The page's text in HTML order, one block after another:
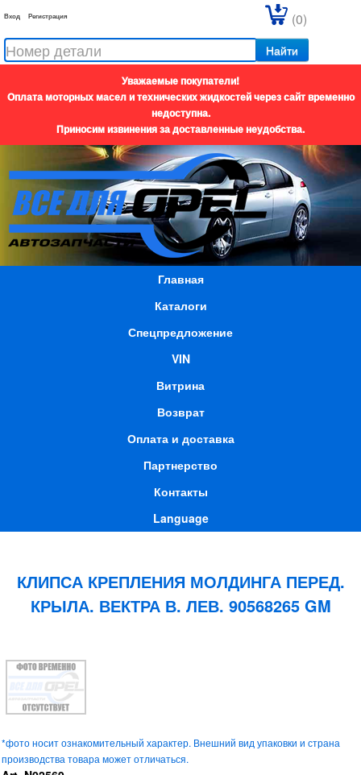
Вход Регистрация
Найти
(0)
Уважаемые покупатели!
Оплата моторных масел и технических жидкостей через сайт временно
недоступна.
Приносим извинения за доставленные неудобства.
Главная
Каталоги
Спецпредложение
VIN
Витрина
Возврат
Оплата и доставка
Партнерство
Контакты
Language
КЛИПСА КРЕПЛЕНИЯ МОЛДИНГА ПЕРЕД.
КРЫЛА. ВЕКТРА В. ЛЕВ. 90568265 GM
*фото носит ознакомительный характер. Внешний вид упаковки и страна
производства товара может отличаться.